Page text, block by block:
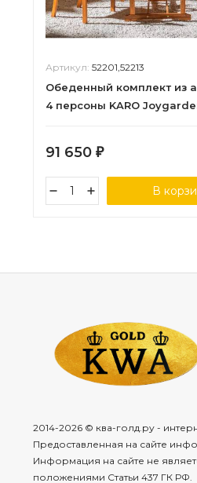
Артикул: 52201,52213
Обеденный комплект из
4 персоны KARO
91 650 ₽
В
2014-2026 © ква-голд.ру -
Предоставленная на сайте
Информация на сайте не
положениями Статьи 437 ГК РФ.